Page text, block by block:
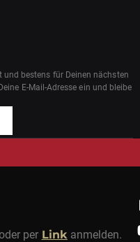
bestens für Deinen nächsten
E-Mail-Adresse ein und bleibe
per Linkanmelden.